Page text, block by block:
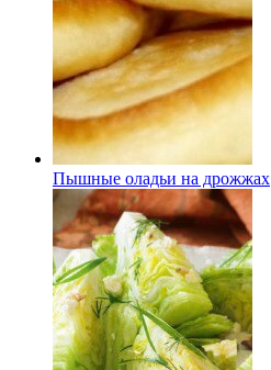
Пышные оладьи на дрожжах